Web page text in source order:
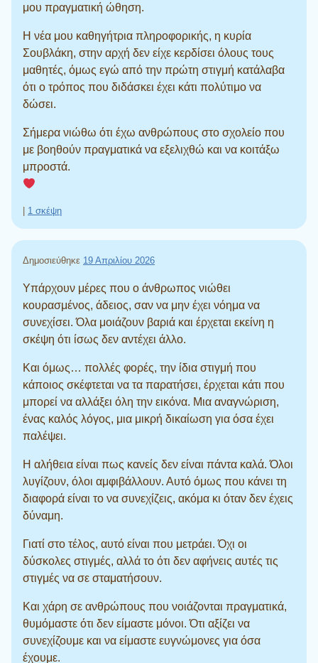
μου πραγματική ώθηση.
Η νέα μου καθηγήτρια πληροφορικής, η κυρία
Σουβλάκη, στην αρχή δεν είχε κερδίσει όλους τους
μαθητές, όμως εγώ από την πρώτη στιγμή κατάλαβα
ότι ο τρόπος που διδάσκει έχει κάτι πολύτιμο να
δώσει.
Σήμερα νιώθω ότι έχω ανθρώπους στο σχολείο που
με βοηθούν πραγματικά να εξελιχθώ και να κοιτάξω
μπροστά.
1 σκέψη
Δημοσιεύθηκε 19 Απριλίου 2026
Υπάρχουν μέρες που ο άνθρωπος νιώθει
κουρασμένος, άδειος, σαν να μην έχει νόημα να
συνεχίσει. Όλα μοιάζουν βαριά και έρχεται εκείνη η
σκέψη ότι ίσως δεν αντέχει άλλο.
Και όμως… πολλές φορές, την ίδια στιγμή που
κάποιος σκέφτεται να τα παρατήσει, έρχεται κάτι που
μπορεί να αλλάξει όλη την εικόνα. Μια αναγνώριση,
ένας καλός λόγος, μια μικρή δικαίωση για όσα έχει
παλέψει.
Η αλήθεια είναι πως κανείς δεν είναι πάντα καλά. Όλοι
λυγίζουν, όλοι αμφιβάλλουν. Αυτό όμως που κάνει τη
διαφορά είναι το να συνεχίζεις, ακόμα κι όταν δεν έχεις
δύναμη.
Γιατί στο τέλος, αυτό είναι που μετράει. Όχι οι
δύσκολες στιγμές, αλλά το ότι δεν αφήνεις αυτές τις
στιγμές να σε σταματήσουν.
Και χάρη σε ανθρώπους που νοιάζονται πραγματικά,
θυμόμαστε ότι δεν είμαστε μόνοι. Ότι αξίζει να
συνεχίζουμε και να είμαστε ευγνώμονες για όσα
έχουμε.